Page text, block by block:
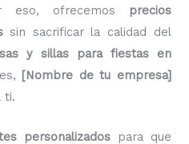
eso, ofrecemos
precios
sin sacrificar la calidad del
y sillas para fiestas en
[Nombre de tu empresa]
ti.
personalizadospara que